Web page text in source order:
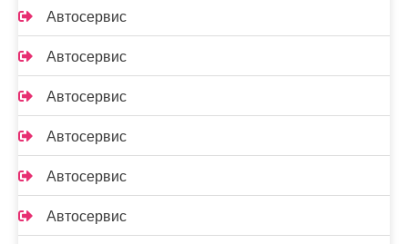
Автосервис
Автосервис
Автосервис
Автосервис
Автосервис
Автосервис